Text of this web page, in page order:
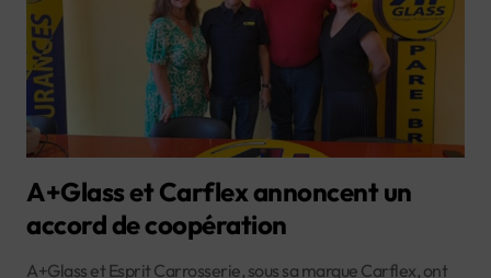
A+Glass et Carflex annoncent un
accord de coopération
A+Glass et Esprit Carrosserie, sous sa marque Carflex, ont